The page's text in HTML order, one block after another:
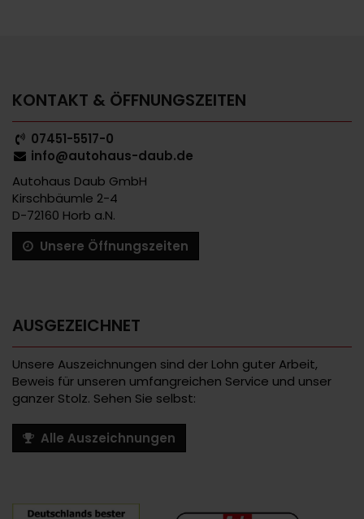
KONTAKT & ÖFFNUNGSZEITEN
07451-5517-0
info@autohaus-daub.de
Autohaus Daub GmbH
Kirschbäumle 2-4
D-72160 Horb a.N.
Unsere Öffnungszeiten
AUSGEZEICHNET
Unsere Auszeichnungen sind der Lohn guter Arbeit,
Beweis für unseren umfangreichen Service und unser
ganzer Stolz. Sehen Sie selbst:
Alle Auszeichnungen